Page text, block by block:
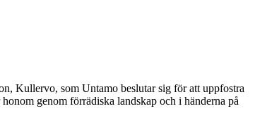
Kullervo, som Untamo beslutar sig för att uppfostra
genom förrädiska landskap och i händerna på